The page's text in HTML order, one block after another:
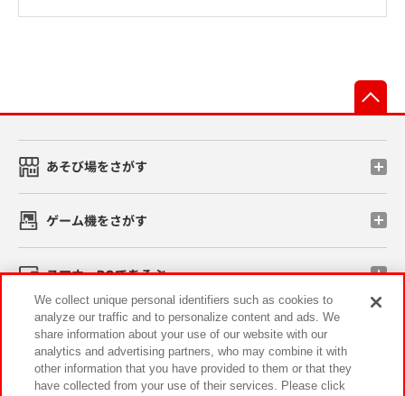
あそび場をさがす
ゲーム機をさがす
スマホ・PCであそぶ
イベント・キャンペーン
We collect unique personal identifiers such as cookies to
analyze our traffic and to personalize content and ads. We
share information about your use of our website with our
analytics and advertising partners, who may combine it with
other information that you have provided to them or that they
have collected from your use of their services. Please click